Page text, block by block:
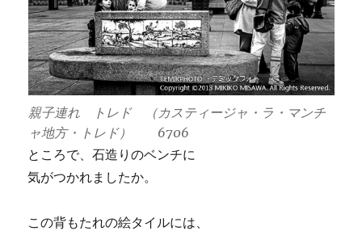
親子連れ トレド （カスティージャ・ラ・マンチ
ャ地方・トレド） 6706
ところで、石造りのベンチに
気がつかれましたか。
この背もたれの絵タイルには、